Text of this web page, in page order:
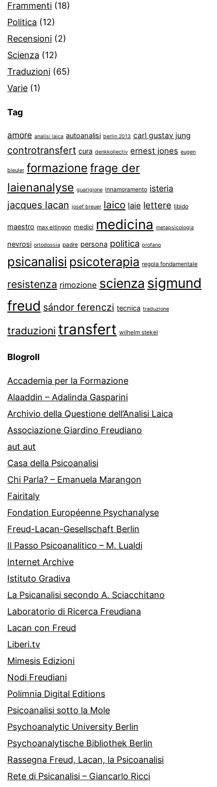
Frammenti (18)
Politica (12)
Recensioni (2)
Scienza (12)
Traduzioni (65)
Varie (1)
Tag
amore analisi laica autoanalisi berlin 2013 carl gustav jung
controtransfert cura denkkollectiv ernest jones eugen
bleuler formazione frage der
laienanalyse guarigione innamoramento isteria
jacques lacan josef breuer laico laie lettere libido
maestro max eitingon medici medicina metapsicologia
nevrosi ortodossia padre persona politica profano
psicanalisi psicoterapia regola fondamentale
resistenza rimozione scienza sigmund
freud sándor ferenczi tecnica traduzione
traduzioni transfert wilhelm stekel
Blogroll
Accademia per la Formazione
Alaaddin – Adalinda Gasparini
Archivio della Questione dell’Analisi Laica
Associazione Giardino Freudiano
aut aut
Casa della Psicoanalisi
Chi Parla? – Emanuela Marangon
Fairitaly
Fondation Européenne Psychanalyse
Freud-Lacan-Gesellschaft Berlin
Il Passo Psicoanalitico – M. Lualdi
Internet Archive
Istituto Gradiva
La Psicanalisi secondo A. Sciacchitano
Laboratorio di Ricerca Freudiana
Lacan con Freud
Liberi.tv
Mimesis Edizioni
Nodi Freudiani
Polimnia Digital Editions
Psicoanalisi sotto la Mole
Psychoanalytic University Berlin
Psychoanalytische Bibliothek Berlin
Rassegna Freud, Lacan, la Psicoanalisi
Rete di Psicanalisi – Giancarlo Ricci